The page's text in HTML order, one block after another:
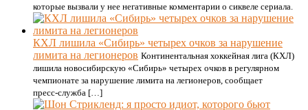
которые вызвали у нее негативные комментарии о сиквеле сериала.
КХЛ лишила «Сибирь» четырех очков за нарушение
лимита на легионеров Континентальная хоккейная лига (КХЛ)
лишила новосибирскую «Сибирь» четырех очков в регулярном
чемпионате за нарушение лимита на легионеров, сообщает
пресс‑служба […]